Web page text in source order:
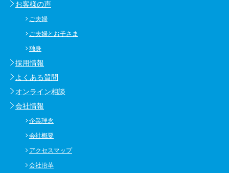
お客様の声
ご夫婦
ご夫婦とお子さま
独身
採用情報
よくある質問
オンライン相談
会社情報
企業理念
会社概要
アクセスマップ
会社沿革